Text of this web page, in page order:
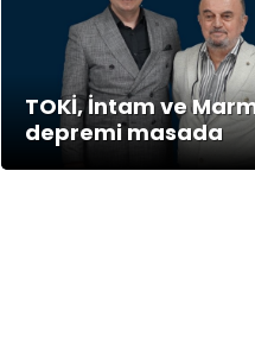
TOKİ, İntam ve
depremi masada